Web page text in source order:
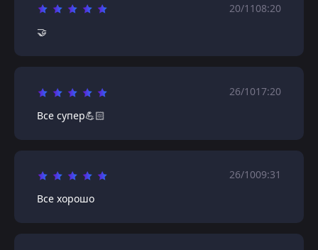
20/1108:20
🤝
26/1017:20
Все супер💪🏻
26/1009:31
Все хорошо